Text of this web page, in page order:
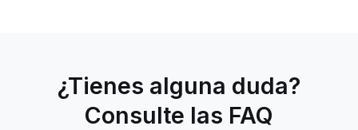
¿Tienes alguna duda?
Consulte las FAQ